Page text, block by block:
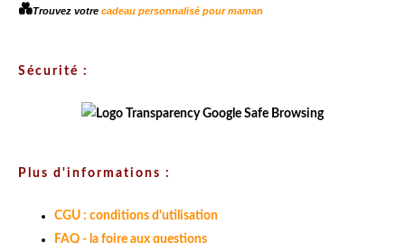
💑Trouvez votre cadeau personnalisé pour maman
Sécurité :
Plus d'informations :
CGU : conditions d'utilisation
FAQ - la foire aux questions